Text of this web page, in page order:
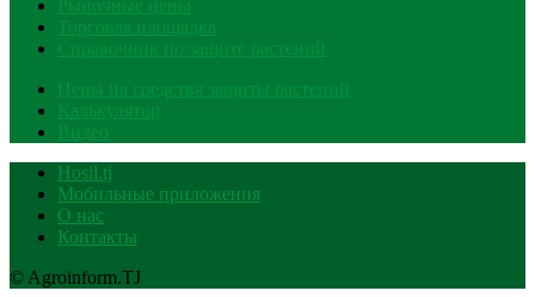
Рыночные цены
Торговая площадка
Справочник по защите растений
Цены на средства защиты растений
Калькулятор
Видео
Hosil.tj
Мобильные приложения
О нас
Контакты
© Agroinform.TJ